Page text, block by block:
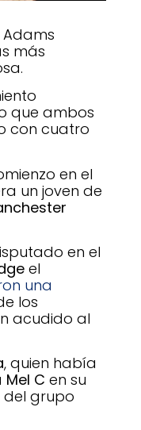
más
que ambos
con cuatro
en el
un joven de
en el
el
una
los
acudido al
, quien había
Mel C en su
del grupo